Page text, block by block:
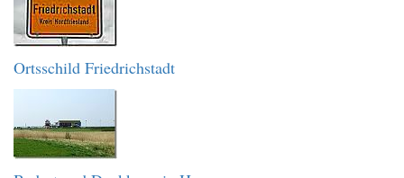
Ortsschild Friedrichstadt